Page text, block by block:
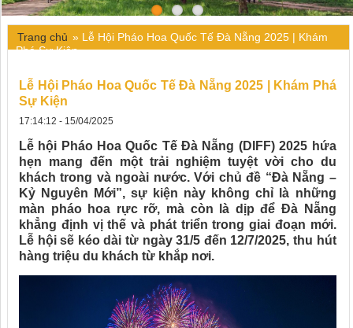
Trang chủ » Lễ Hội Pháo Hoa Quốc Tế Đà Nẵng 2025 | Khám
Phá Sự Kiện
Lễ Hội Pháo Hoa Quốc Tế Đà Nẵng 2025 | Khám Phá
Sự Kiện
17:14:12 - 15/04/2025
Lễ hội Pháo Hoa Quốc Tế Đà Nẵng (DIFF) 2025 hứa
hẹn mang đến một trải nghiệm tuyệt vời cho du
khách trong và ngoài nước. Với chủ đề “Đà Nẵng –
Kỷ Nguyên Mới”, sự kiện này không chỉ là những
màn pháo hoa rực rỡ, mà còn là dịp để Đà Nẵng
khẳng định vị thế và phát triển trong giai đoạn mới.
Lễ hội sẽ kéo dài từ ngày 31/5 đến 12/7/2025, thu hút
hàng triệu du khách từ khắp nơi.